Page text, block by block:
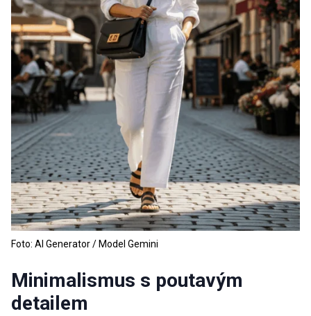
Foto: AI Generator / Model Gemini
Minimalismus s poutavým
detailem